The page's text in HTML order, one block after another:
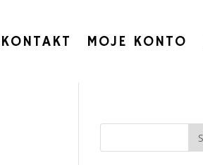
KONTAKT MOJE KONTO